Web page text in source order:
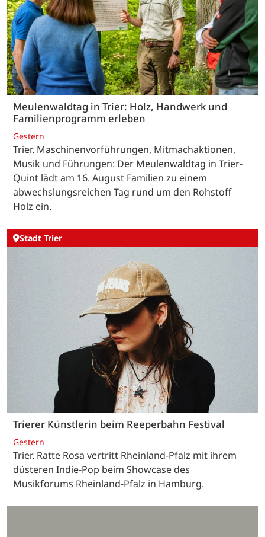
Meulenwaldtag in Trier: Holz, Handwerk und
Familienprogramm erleben
Gestern
Trier. Maschinenvorführungen, Mitmachaktionen,
Musik und Führungen: Der Meulenwaldtag in Trier-
Quint lädt am 16. August Familien zu einem
abwechslungsreichen Tag rund um den Rohstoff
Holz ein.
Stadt Trier
Trierer Künstlerin beim Reeperbahn Festival
Gestern
Trier. Ratte Rosa vertritt Rheinland-Pfalz mit ihrem
düsteren Indie-Pop beim Showcase des
Musikforums Rheinland-Pfalz in Hamburg.